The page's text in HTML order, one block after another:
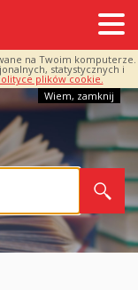
na Twoim komputerze.
statystycznych i
plików cookie.
Wiem, zamknij